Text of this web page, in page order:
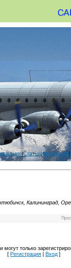
в кино|Статьи|Фотоархив|
Калининград,
могут только
[Регистрация |Вход ]